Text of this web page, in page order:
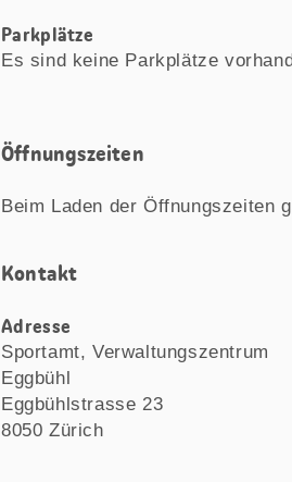
Parkplätze
Es sind keine Parkplätze
Öffnungszeiten
Beim Laden der Öffnungszeiten
Kontakt
Adresse
Sportamt, Verwaltungszentrum
Eggbühl
Eggbühlstrasse 23
8050 Zürich